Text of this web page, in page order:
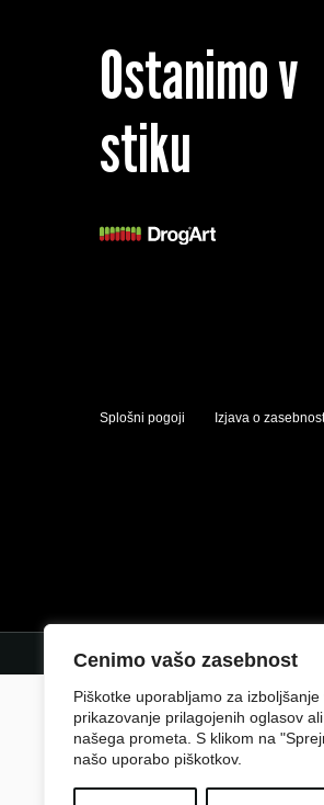
Cenimo vašo zasebnost
Piškotke uporabljamo za izboljšanje
prikazovanje prilagojenih oglasov
našega prometa. S klikom na
našo uporabo piškotkov.
Ostanimo v
stiku
Splošni pogoji Izjava o